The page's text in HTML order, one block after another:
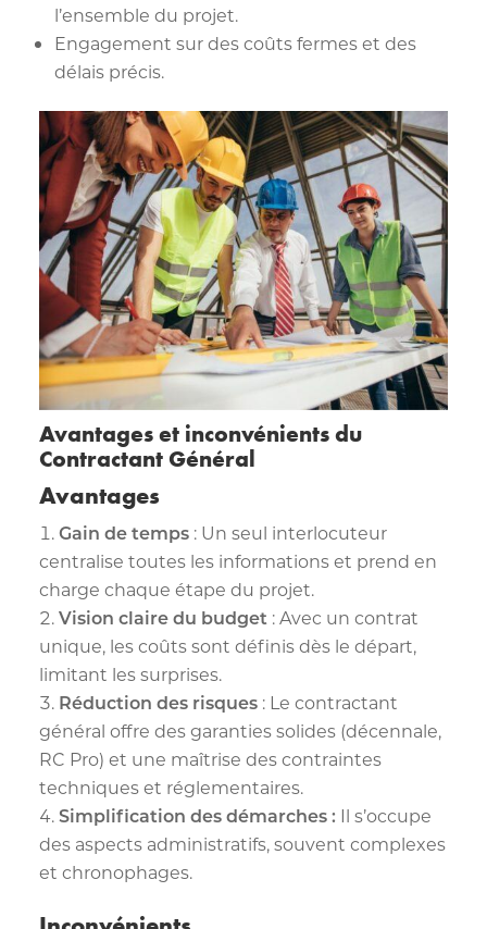
l’ensemble du projet.
Engagement sur des coûts fermes et des
délais précis.
Avantages et inconvénients du
Contractant Général
Avantages
Gain de temps : Un seul interlocuteur
centralise toutes les informations et prend en
charge chaque étape du projet.
Vision claire du budget : Avec un contrat
unique, les coûts sont définis dès le départ,
limitant les surprises.
Réduction des risques : Le contractant
général offre des garanties solides (décennale,
RC Pro) et une maîtrise des contraintes
techniques et réglementaires.
Simplification des démarches : Il s’occupe
des aspects administratifs, souvent complexes
et chronophages.